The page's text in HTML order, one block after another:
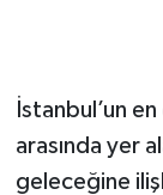
İstanbul’un
arasında yer
geleceğine